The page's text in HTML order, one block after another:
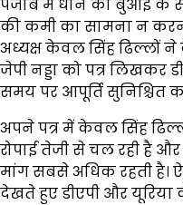
पंजाब में धान की बुआई के
की कमी का सामना न
अध्यक्षकेवल सिंह ढिल्लोंने
जेपी नड्डाको पत्र लिखकर
समय पर आपूर्ति सुनिश्चित
अपने पत्र में केवल सिंह
रोपाई तेजी से चल रही है
मांग सबसे अधिक रहती है।
देखते हुए डीएपी और यूरिया